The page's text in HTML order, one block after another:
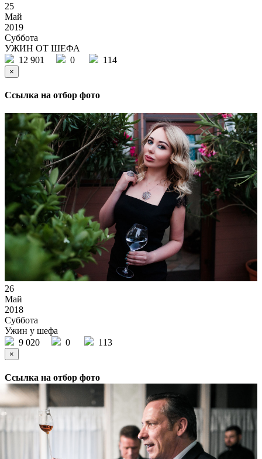
25
Май
2019
Суббота
УЖИН ОТ ШЕФА
12 901
0 114
×
Ссылка на отбор фото
26
Май
2018
Суббота
Ужин у шефа
9 020
0 113
×
Ссылка на отбор фото